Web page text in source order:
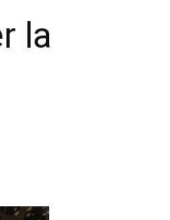
la